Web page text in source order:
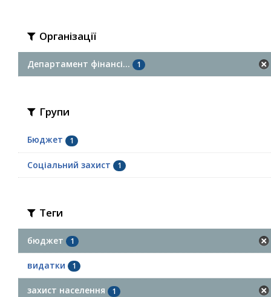
Організації
Департамент фінансі... 1
Групи
Бюджет 1
Соціальний захист 1
Теги
бюджет 1
видатки 1
захист населення 1